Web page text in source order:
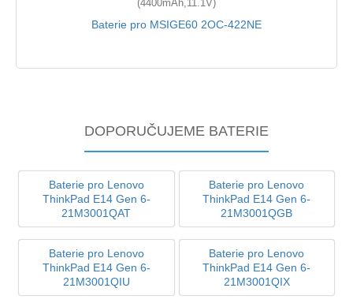
(4400mAh,11.1V)
Baterie pro MSIGE60 2OC-422NE
DOPORUČUJEME BATERIE
Baterie pro Lenovo
ThinkPad E14 Gen 6-
21M3001QAT
Baterie pro Lenovo
ThinkPad E14 Gen 6-
21M3001QGB
Baterie pro Lenovo
ThinkPad E14 Gen 6-
21M3001QIU
Baterie pro Lenovo
ThinkPad E14 Gen 6-
21M3001QIX